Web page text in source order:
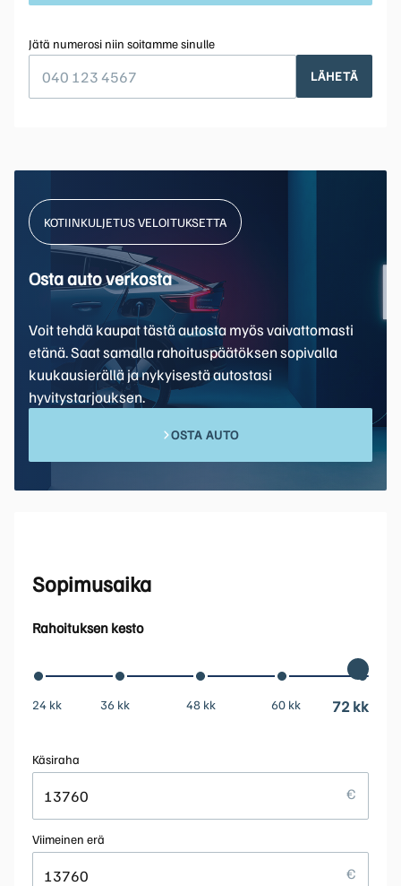
Sopimusaika
Rahoituksen kesto
24 kk 36 kk 48 kk 60 kk 72 kk
Käsiraha
Viimeinen erä
Jätä numerosi niin soitamme sinulle
LÄHETÄ
KOTIINKULJETUS VELOITUKSETTA
Osta auto verkosta
Voit tehdä kaupat tästä autosta myös vaivattomasti
etänä. Saat samalla rahoituspäätöksen sopivalla
kuukausierällä ja nykyisestä autostasi
hyvitystarjouksen.
OSTA AUTO